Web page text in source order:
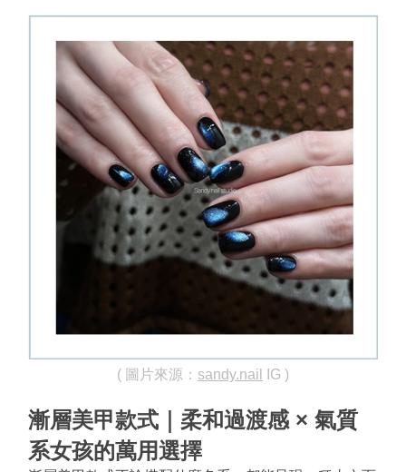
( 圖片來源： sandy.nail IG )
漸層美甲款式｜柔和過渡感 × 氣質
系女孩的萬用選擇